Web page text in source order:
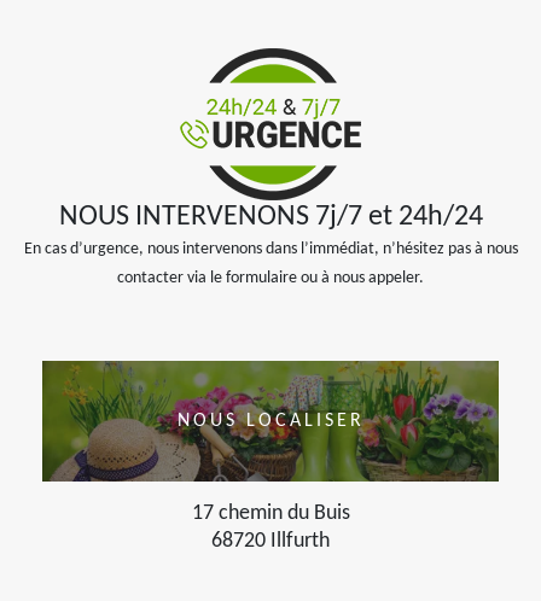
NOUS INTERVENONS 7j/7 et 24h/24
En cas d’urgence, nous intervenons dans l’immédiat, n’hésitez pas à nous
contacter via le formulaire ou à nous appeler.
NOUS LOCALISER
17 chemin du Buis
68720 Illfurth